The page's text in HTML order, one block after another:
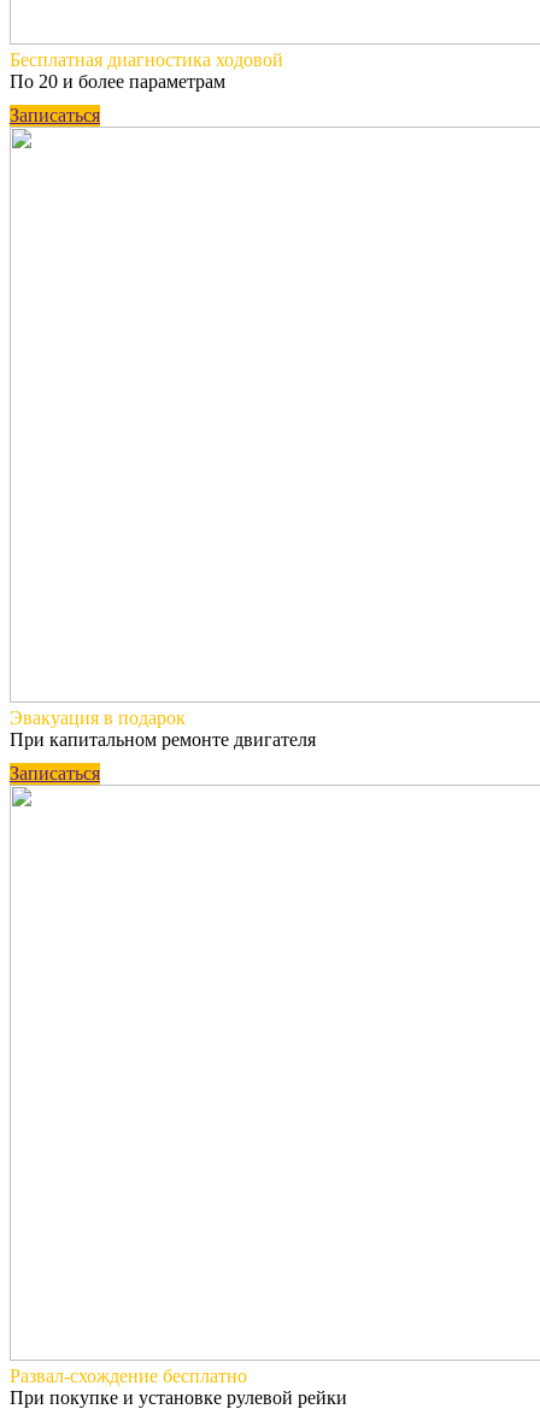
Бесплатная диагностика ходовой
По 20 и более параметрам
Записаться
Эвакуация в подарок
При капитальном ремонте двигателя
Записаться
Развал-схождение бесплатно
При покупке и установке рулевой рейки